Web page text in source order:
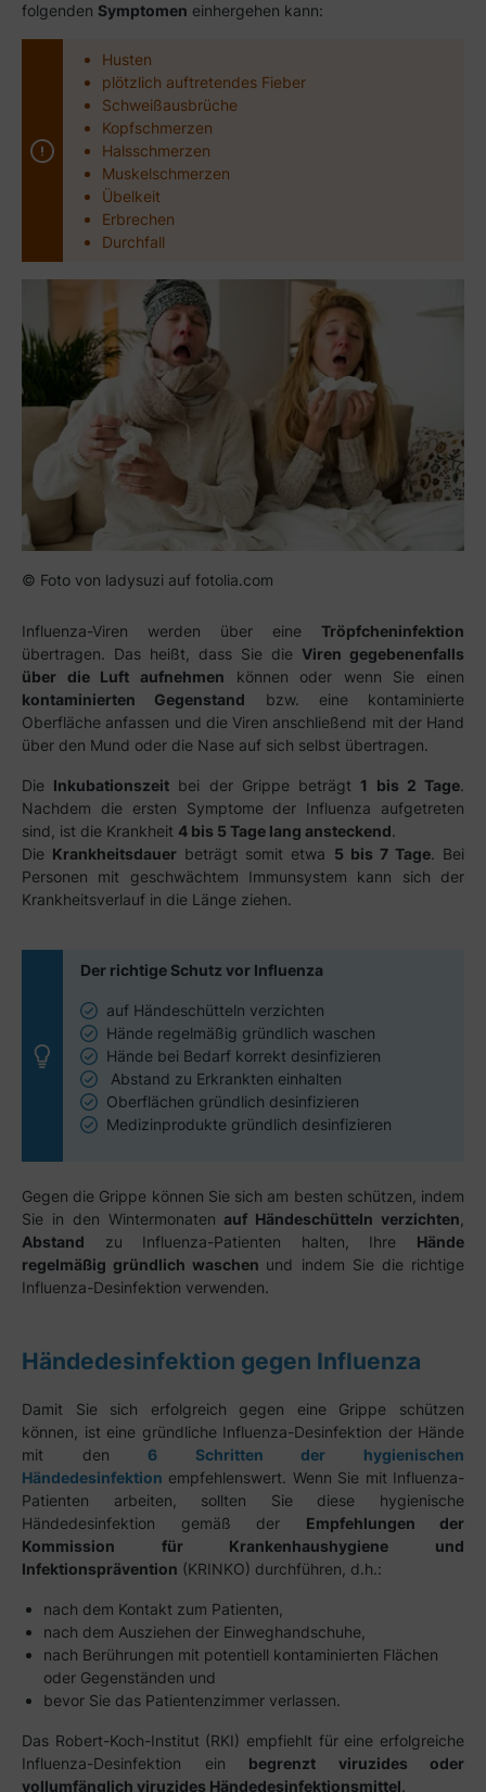
folgenden Symptomen einhergehen kann:
Husten
plötzlich auftretendes Fieber
Schweißausbrüche
Kopfschmerzen
Halsschmerzen
Muskelschmerzen
Übelkeit
Erbrechen
Durchfall
© Foto von ladysuzi auf fotolia.com
Influenza-Viren werden über eine Tröpfcheninfektion
übertragen. Das heißt, dass Sie die Viren gegebenenfalls
über die Luft aufnehmen können oder wenn Sie einen
kontaminierten Gegenstand bzw. eine kontaminierte
Oberfläche anfassen und die Viren anschließend mit der Hand
über den Mund oder die Nase auf sich selbst übertragen.
Die Inkubationszeit bei der Grippe beträgt 1 bis 2 Tage.
Nachdem die ersten Symptome der Influenza aufgetreten
sind, ist die Krankheit 4 bis 5 Tage lang ansteckend.
Die Krankheitsdauer beträgt somit etwa 5 bis 7 Tage. Bei
Personen mit geschwächtem Immunsystem kann sich der
Krankheitsverlauf in die Länge ziehen.
Der richtige Schutz vor Influenza
auf Händeschütteln verzichten
Hände regelmäßig gründlich waschen
Hände bei Bedarf korrekt desinfizieren
Abstand zu Erkrankten einhalten
Oberflächen gründlich desinfizieren
Medizinprodukte gründlich desinfizieren
Gegen die Grippe können Sie sich am besten schützen, indem
Sie in den Wintermonatenauf Händeschütteln verzichten
Abstand zu Influenza-Patienten halten, Ihre Hände
regelmäßig gründlich waschen und indem Sie die richtige
Influenza-Desinfektion verwenden.
Händedesinfektion gegen Influenza
Damit Sie sich erfolgreich gegen eine Grippe schützen
können, ist eine gründliche Influenza-Desinfektion der Hände
mit den 6 Schritten der hygienischen
Händedesinfektion empfehlenswert. Wenn Sie mit Influenza-
Patienten arbeiten, sollten Sie diese hygienische
Händedesinfektion gemäß der Empfehlungen der
Kommission für Krankenhaushygiene und
Infektionsprävention (KRINKO) durchführen, d.h.:
nach dem Kontakt zum Patienten,
nach dem Ausziehen der Einweghandschuhe,
nach Berührungen mit potentiell kontaminierten Flächen
oder Gegenständen und
bevor Sie das Patientenzimmer verlassen.
Das Robert-Koch-Institut (RKI) empfiehlt für eine erfolgreiche
Influenza-Desinfektion ein begrenzt viruzides oder
vollumfänglich viruzides Händedesinfektionsmittel.